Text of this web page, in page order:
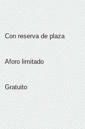
Con reserva de plaza
Aforo limitado
Gratuito